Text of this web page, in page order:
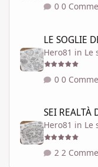
0
LE SOGLIE
Hero81 in Le
0
SEI REALTÀ
Hero81 in Le
2